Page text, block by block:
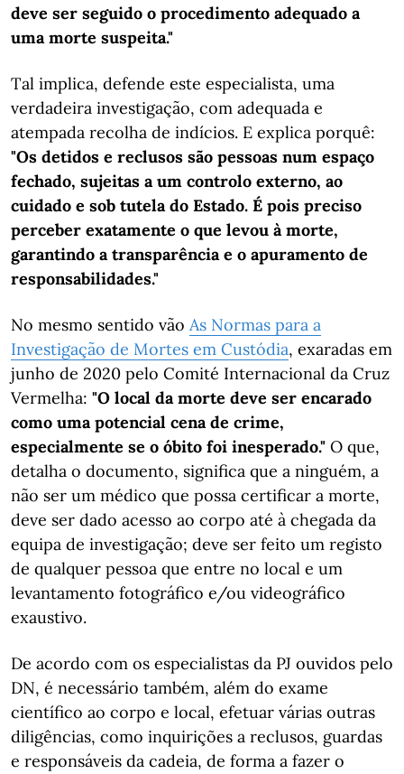
deve ser seguido o procedimento adequado a
uma morte suspeita."
Tal implica, defende este especialista, uma
verdadeira investigação, com adequada e
atempada recolha de indícios. E explica porquê:
"Os detidos e reclusos são pessoas num espaço
fechado, sujeitas a um controlo externo, ao
cuidado e sob tutela do Estado. É pois preciso
perceber exatamente o que levou à morte,
garantindo a transparência e o apuramento de
responsabilidades."
No mesmo sentido vão As Normas para a
Investigação de Mortes em Custódia, exaradas em
junho de 2020 pelo Comité Internacional da Cruz
Vermelha: "O local da morte deve ser encarado
como uma potencial cena de crime,
especialmente se o óbito foi inesperado." O que,
detalha o documento, significa que a ninguém, a
não ser um médico que possa certificar a morte,
deve ser dado acesso ao corpo até à chegada da
equipa de investigação; deve ser feito um registo
de qualquer pessoa que entre no local e um
levantamento fotográfico e/ou videográfico
exaustivo.
De acordo com os especialistas da PJ ouvidos pelo
DN, é necessário também, além do exame
científico ao corpo e local, efetuar várias outras
diligências, como inquirições a reclusos, guardas
e responsáveis da cadeia, de forma a fazer o